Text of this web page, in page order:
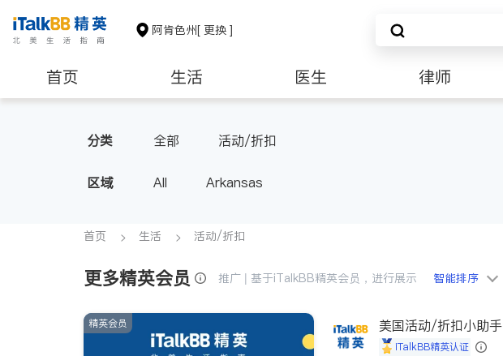
阿肯色州[ 更换 ]
首页 生活 医生 律师
分类 全部 活动/折扣
区域 All Arkansas
首页 生活 活动/折扣
更多精英会员 推广 | 基于iTalkBB精英会员，进行展示 智能排序
精英会员 美国活动/折扣小助手
iTalkBB精英认证